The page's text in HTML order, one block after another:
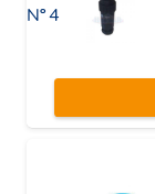
Nº 4